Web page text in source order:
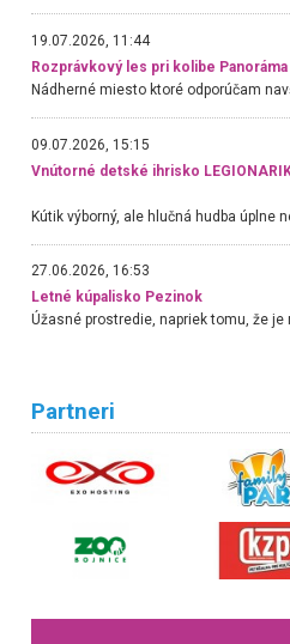
19.07.2026, 11:44
Rozprávkový les pri kolibe Panoráma
09.07.2026, 15:15
Vnútorné detské ihrisko
27.06.2026, 16:53
Letné kúpalisko Pezinok
Partneri